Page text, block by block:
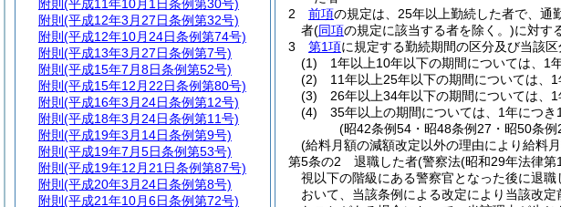
2
前項の規定は、25年以上勤続した者で、通
者(同項の規定に該当する者を除く。)に対す
3
第1項に規定する勤続期間の区分及び当該
(1)
1年以上10年以下の期間については、1
(2)
11年以上25年以下の期間については、
(3)
26年以上34年以下の期間については、
(4)
35年以上の期間については、1年につき
(昭42条例54・昭48条例27・昭50条
(給料月額の減額改定以外の理由により給料
第5条の2
退職した者(警察法(昭和29年法律第
視以下の階級にある警察官となった後に退
おいて、当該条例による改定により当該改
附則 (平成11年10月1日条例第30号)
附則 (平成12年3月27日条例第32号)
附則 (平成12年10月24日条例第74号)
附則 (平成13年3月27日条例第7号)
附則 (平成15年7月8日条例第52号)
附則 (平成15年12月22日条例第80号)
附則 (平成16年3月24日条例第12号)
附則 (平成18年3月24日条例第11号)
附則 (平成19年3月14日条例第9号)
附則 (平成19年7月5日条例第53号)
附則 (平成19年12月21日条例第87号)
附則 (平成20年3月24日条例第8号)
附則 (平成21年10月6日条例第72号)